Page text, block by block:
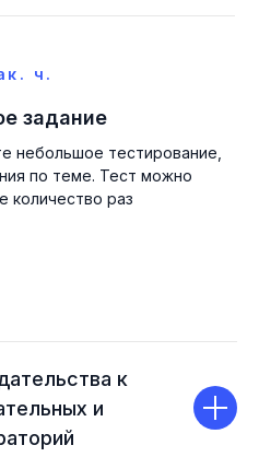
ч.
задание
небольшое тестирование,
по теме. Тест можно
количество раз
к
и